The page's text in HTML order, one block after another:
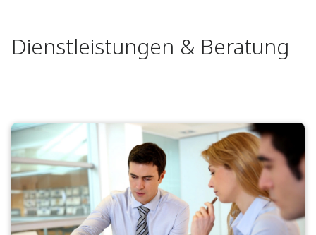
Dienstleistungen & Beratung